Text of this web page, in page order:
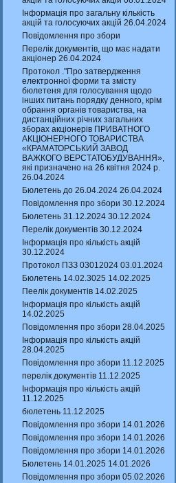
Інформація про загальну кількість
акцій та голосуючих акцій 26.04.2024
Повідомлення про збори
Перелік документів, що має надати
акціонер 26.04.2024
Протокол ."Про затвердження
електронної форми та змісту
бюлетеня для голосування щодо
інших питань порядку денного, крім
обрання органів товариства, на
дистанційних річних загальних
зборах акціонерів ПРИВАТНОГО
АКЦІОНЕРНОГО ТОВАРИСТВА
«КРАМАТОРСЬКИЙ ЗАВОД
ВАЖКОГО ВЕРСТАТОБУДУВАННЯ»,
які призначено на 26 квітня 2024 р.
26.04.2024
Бюлетень до 26.04.2024 26.04.2024
Повідомлення про збори 30.12.2024
Бюлетень 31.12.2024 30.12.2024
Перелік документів 30.12.2024
Інформація про кількість акцій
30.12.2024
Протокол ПЗЗ 03012024 03.01.2024
Бюлетень 14.02.3025 14.02.2025
Пеелік документів 14.02.2025
Інформація про кількість акцій
14.02.2025
Повідомлення про збори 28.04.2025
Інформація про кількість акцій
28.04.2025
Повідомлення про збори 11.12.2025
перелік документів 11.12.2025
Інформація про кількість акцій
11.12.2025
бюлетень 11.12.2025
Повідомлення про збори 14.01.2026
Повідомлення про збори 14.01.2026
Повідомлення про збори 14.01.2026
Бюлетень 14.01.2025 14.01.2026
Повідомлення про збори 05.02.2026